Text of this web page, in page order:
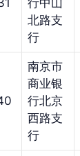
行中山
北路支
行
南京市
商业银
行北京
西路支
行